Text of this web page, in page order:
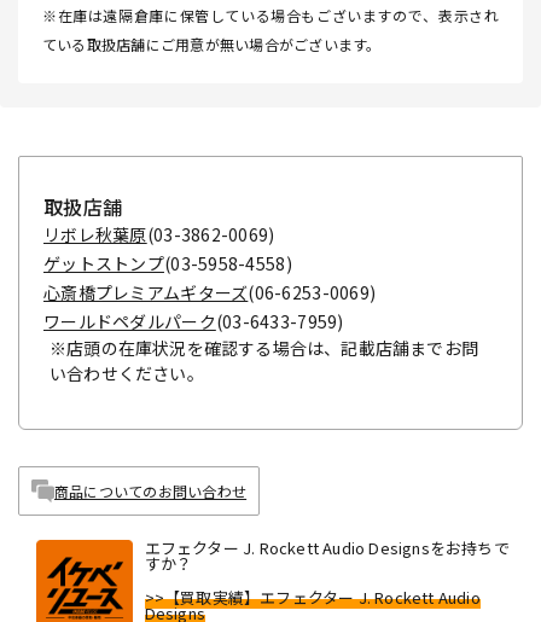
※在庫は遠隔倉庫に保管している場合もございますので、表示され
ている取扱店舗にご用意が無い場合がございます。
取扱店舗
リボレ秋葉原(03-3862-0069)
ゲットストンプ(03-5958-4558)
心斎橋プレミアムギターズ(06-6253-0069)
ワールドペダルパーク(03-6433-7959)
※店頭の在庫状況を確認する場合は、記載店舗までお問
い合わせください。
商品についてのお問い合わせ
エフェクター J. Rockett Audio Designsをお持ちで
すか？
>>【買取実績】エフェクター J. Rockett Audio
Designs